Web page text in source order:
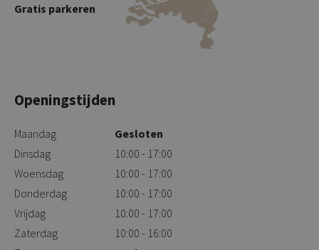
Gratis parkeren
Openingstijden
Maandag
Gesloten
Dinsdag
10:00 - 17:00
Woensdag
10:00 - 17:00
Donderdag
10:00 - 17:00
Vrijdag
10:00 - 17:00
Zaterdag
10:00 - 16:00